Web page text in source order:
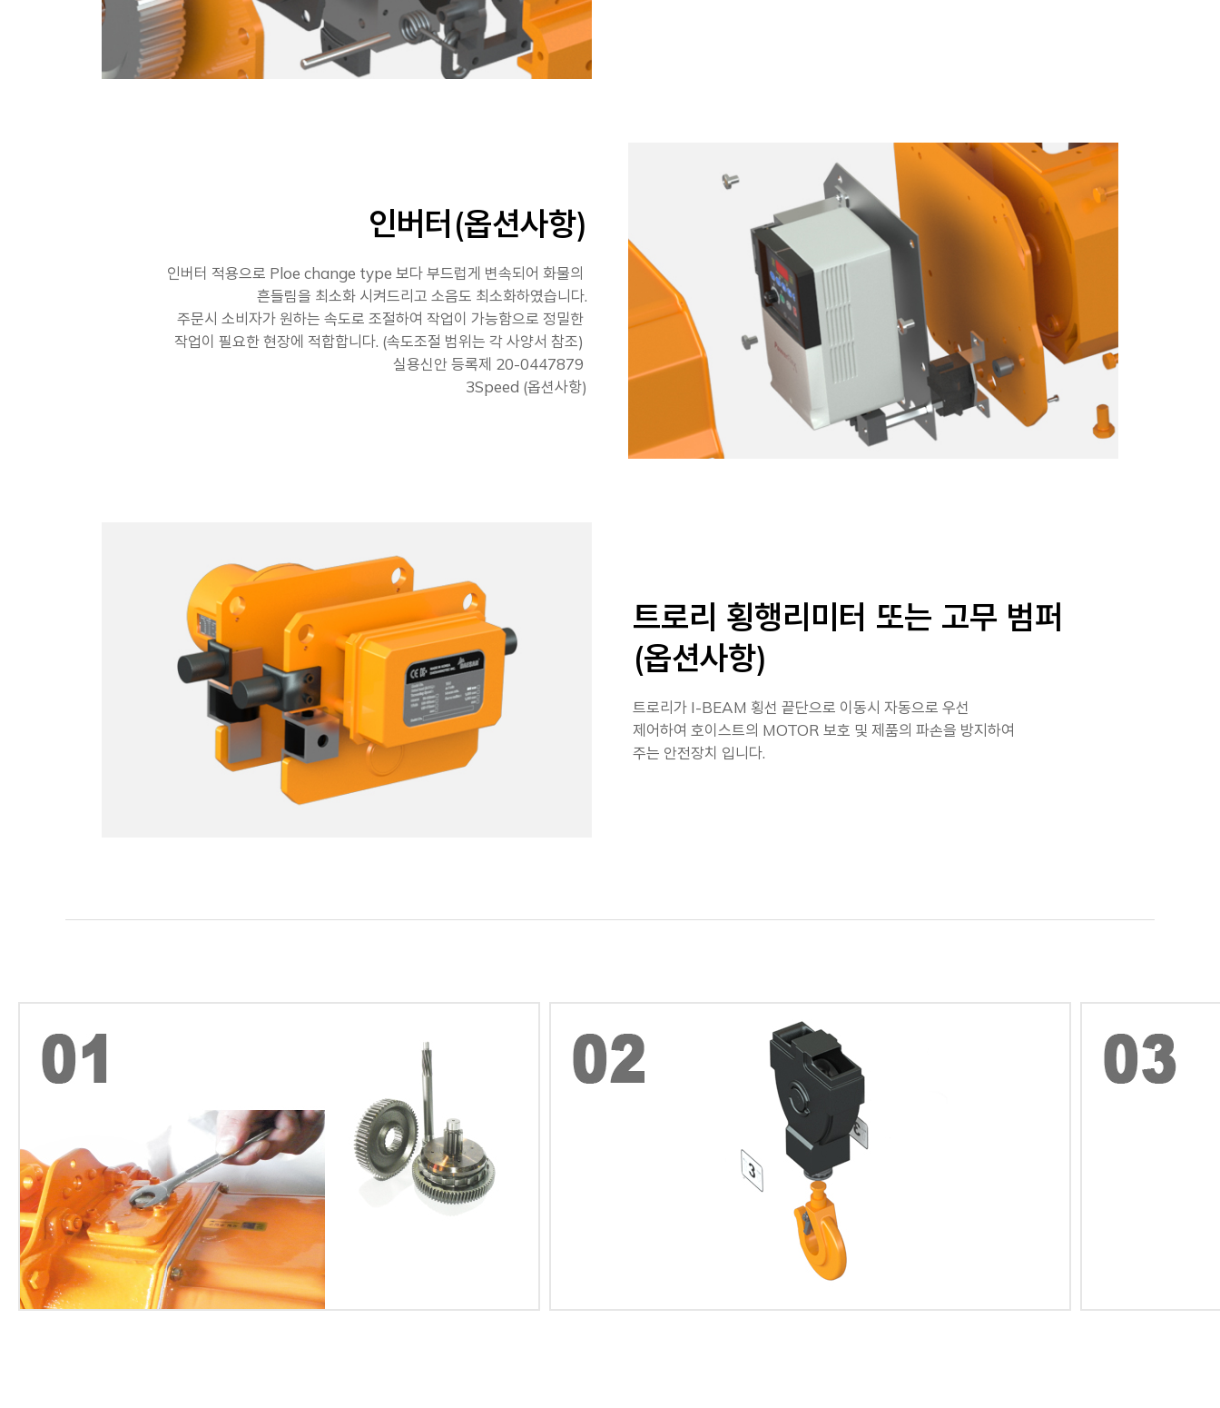
인버터(옵션사항)
인버터 적용으로 Ploe change type 보다 부드럽게 변속되어 화물의
흔들림을 최소화 시켜드리고 소음도 최소화하였습니다.
주문시 소비자가 원하는 속도로 조절하여 작업이 가능함으로 정밀한
작업이 필요한 현장에 적합합니다. (속도조절 범위는 각 사양서 참조)
실용신안 등록제 20-0447879
3Speed (옵션사항)
트로리 횡행리미터 또는 고무 범퍼
(옵션사항)
트로리가 I-BEAM 횡선 끝단으로 이동시 자동으로 우선
제어하여 호이스트의 MOTOR 보호 및 제품의 파손을 방지하여
주는 안전장치 입니다.